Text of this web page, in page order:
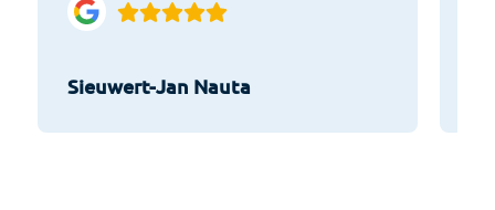
Sieuwert-Jan Nauta